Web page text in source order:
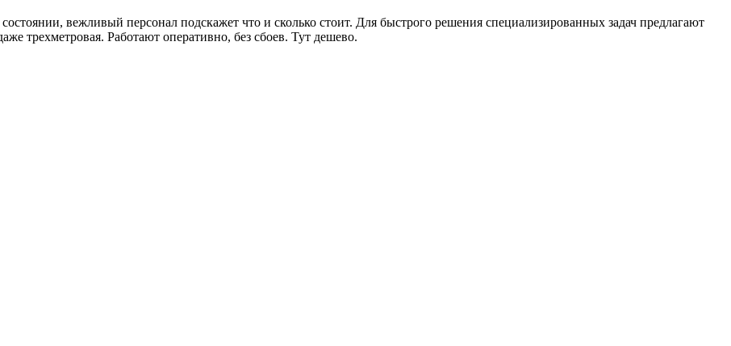
вежливый персонал подскажет что и сколько стоит. Для быстрого решения специализированных задач предлагают
трехметровая. Работают оперативно, без сбоев. Тут дешево.